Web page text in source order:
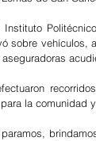
sobre vehículos,
la comunidad